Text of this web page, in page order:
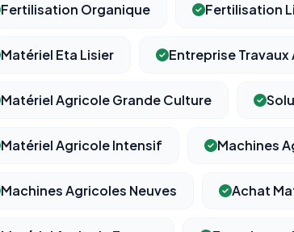
Fertilisation Organique Fertilisation
Matériel Eta Lisier Entreprise
Matériel Agricole Grande Culture
Matériel Agricole Intensif Machines
Machines Agricoles Neuves Achat